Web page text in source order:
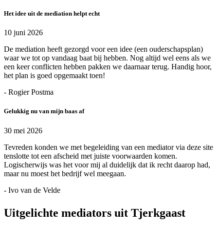
Het idee uit de mediation helpt echt
10 juni 2026
De mediation heeft gezorgd voor een idee (een ouderschapsplan)
waar we tot op vandaag baat bij hebben. Nog altijd wel eens als we
een keer conflicten hebben pakken we daarnaar terug. Handig hoor,
het plan is goed opgemaakt toen!
- Rogier Postma
Gelukkig nu van mijn baas af
30 mei 2026
Tevreden konden we met begeleiding van een mediator via deze site
tenslotte tot een afscheid met juiste voorwaarden komen.
Logischerwijs was het voor mij al duidelijk dat ik recht daarop had,
maar nu moest het bedrijf wel meegaan.
- Ivo van de Velde
Uitgelichte mediators uit Tjerkgaast